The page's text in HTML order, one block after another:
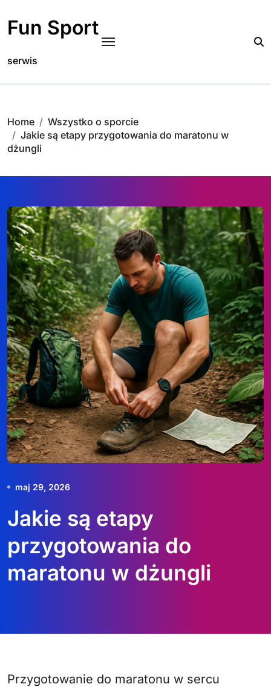
content
Fun Sport
serwis
Home
Wszystko o sporcie
Jakie są etapy przygotowania do maratonu w
dżungli
maj 29, 2026
Jakie są etapy
przygotowania do
maratonu w dżungli
Przygotowanie do maratonu w sercu